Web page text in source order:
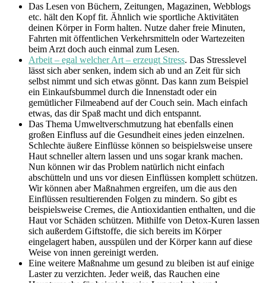
Das Lesen von Büchern, Zeitungen, Magazinen, Webblogs
etc. hält den Kopf fit. Ähnlich wie sportliche Aktivitäten
deinen Körper in Form halten. Nutze daher freie Minuten,
Fahrten mit öffentlichen Verkehrsmitteln oder Wartezeiten
beim Arzt doch auch einmal zum Lesen.
Arbeit – egal welcher Art – erzeugt Stress. Das Stresslevel
lässt sich aber senken, indem sich ab und an Zeit für sich
selbst nimmt und sich etwas gönnt. Das kann zum Beispiel
ein Einkaufsbummel durch die Innenstadt oder ein
gemütlicher Filmeabend auf der Couch sein. Mach einfach
etwas, das dir Spaß macht und dich entspannt.
Das Thema Umweltverschmutzung hat ebenfalls einen
großen Einfluss auf die Gesundheit eines jeden einzelnen.
Schlechte äußere Einflüsse können so beispielsweise unsere
Haut schneller altern lassen und uns sogar krank machen.
Nun können wir das Problem natürlich nicht einfach
abschütteln und uns vor diesen Einflüssen komplett schützen.
Wir können aber Maßnahmen ergreifen, um die aus den
Einflüssen resultierenden Folgen zu mindern. So gibt es
beispielsweise Cremes, die Antioxidantien enthalten, und die
Haut vor Schäden schützen. Mithilfe von Detox-Kuren lassen
sich außerdem Giftstoffe, die sich bereits im Körper
eingelagert haben, ausspülen und der Körper kann auf diese
Weise von innen gereinigt werden.
Eine weitere Maßnahme um gesund zu bleiben ist auf einige
Laster zu verzichten. Jeder weiß, das Rauchen eine